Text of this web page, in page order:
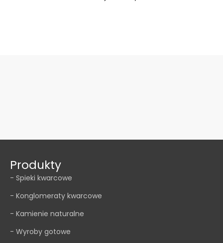
Produkty
- Spieki kwarcowe
- Konglomeraty kwarcowe
- Kamienie naturalne
- Wyroby gotowe